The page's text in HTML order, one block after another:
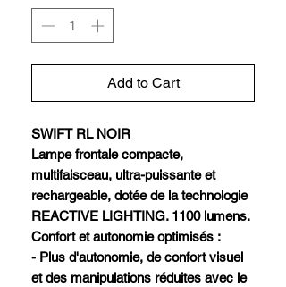
Add to Cart
SWIFT RL NOIR
Lampe frontale compacte,
multifaisceau, ultra-puissante et
rechargeable, dotée de la technologie
REACTIVE LIGHTING. 1100 lumens.
Confort et autonomie optimisés :
- Plus d'autonomie, de confort visuel
et des manipulations réduites avec le